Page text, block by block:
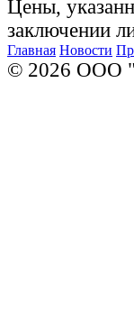
Цены,
заключении
Главная Новости
© 2026 ООО